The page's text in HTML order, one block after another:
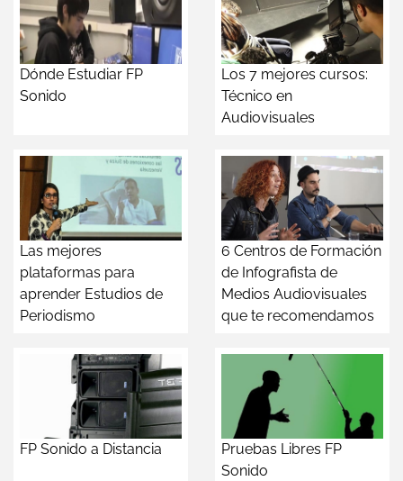
Dónde Estudiar FP
Sonido
Los 7 mejores cursos:
Técnico en
Audiovisuales
Las mejores
plataformas para
aprender Estudios de
Periodismo
6 Centros de Formación
de Infografista de
Medios Audiovisuales
que te recomendamos
FP Sonido a Distancia
Pruebas Libres FP
Sonido